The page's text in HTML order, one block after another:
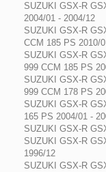
SUZUKI GSX-R
2004/01 - 2004/12
SUZUKI GSX-R
CCM 185 PS 2010/
SUZUKI GSX-R
999 CCM 185 PS
SUZUKI GSX-R
999 CCM 178 PS
SUZUKI GSX-R
165 PS 2004/01 -
SUZUKI GSX-R
SUZUKI GSX-R
1996/12
SUZUKI GSX-R